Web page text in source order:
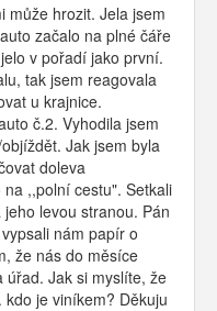
může hrozit. Jela jsem
začalo na plné čáře
v pořadí jako první.
tak jsem reagovala
u krajnice.
č.2. Vyhodila jsem
Jak jsem byla
doleva
,,polní cestu". Setkali
levou stranou. Pán
nám papír o
že nás do měsíce
Jak si myslíte, že
je viníkem? Děkuju